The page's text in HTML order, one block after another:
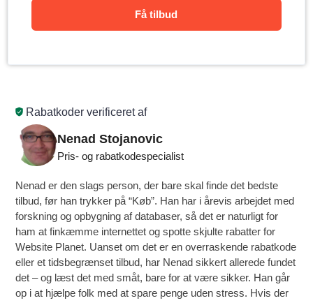
Rabatkoder verificeret af
Nenad Stojanovic
Pris- og rabatkodespecialist
Nenad er den slags person, der bare skal finde det bedste
tilbud, før han trykker på “Køb”. Han har i årevis arbejdet med
forskning og opbygning af databaser, så det er naturligt for
ham at finkæmme internettet og spotte skjulte rabatter for
Website Planet. Uanset om det er en overraskende rabatkode
eller et tidsbegrænset tilbud, har Nenad sikkert allerede fundet
det – og læst det med småt, bare for at være sikker. Han går
op i at hjælpe folk med at spare penge uden stress. Hvis der
Få tilbud